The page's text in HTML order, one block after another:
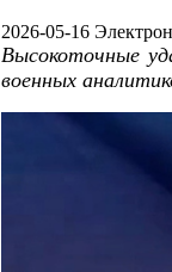
2026-05-16
Высокоточные
военных